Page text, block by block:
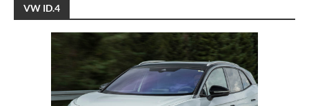
VW ID.4